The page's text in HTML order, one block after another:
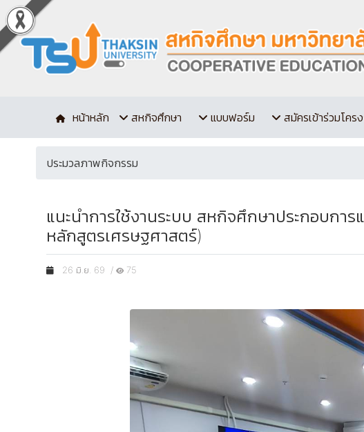
หน้าหลัก สหกิจศึกษา แบบฟอร์ม สมัครเข้าร่วมโคร
ประมวลภาพกิจกรรม
แนะนำการใช้งานระบบ สหกิจศึกษาประกอบกา
หลักสูตรเศรษฐศาสตร์)
26 มิ.ย. 69 / 75